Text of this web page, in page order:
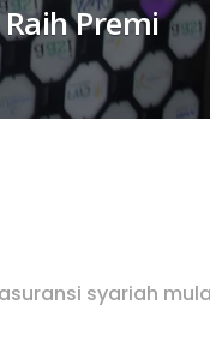
Premi
syariah